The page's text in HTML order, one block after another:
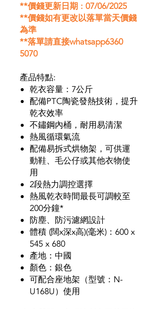
**價錢更新日期 : 07/06/2025
**價錢如有更改以落單當天價錢
為準
**落單請直接whatsapp6360
5070
產品特點:
乾衣容量：7公斤
配備PTC陶瓷發熱技術，提升
乾衣效率
不鏽鋼內桶，耐用易清潔
熱風循環氣流
配備易拆式烘物架，可供運
動鞋、毛公仔或其他衣物使
用
2段熱力調控選擇
熱風乾衣時間最長可調較至
200分鐘*
防塵、防污濾網設計
體積 (闊x深x高)(毫米)：600 x
545 x 680
產地：中國
顏色：銀色
可配合座地架（型號：N-
U168U）使用